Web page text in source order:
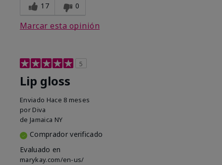
17 0
Marcar esta opinión
5
Lip gloss
Enviado Hace 8 meses
por Diva
de Jamaica NY
Comprador verificado
Evaluado en
marykay.com/en-us/